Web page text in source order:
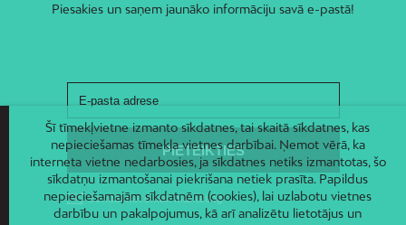
Piesakies un saņem jaunāko informāciju savā e-pastā!
Šī tīmekļvietne izmanto sīkdatnes, tai skaitā sīkdatnes, kas
nepieciešamas tīmekļa vietnes darbībai. Ņemot vērā, ka
interneta vietne nedarbosies, ja sīkdatnes netiks izmantotas, šo
sīkdatņu izmantošanai piekrišana netiek prasīta. Papildus
nepieciešamajām sīkdatnēm (cookies), lai uzlabotu vietnes
darbību un pakalpojumus, kā arī analizētu lietotājus un